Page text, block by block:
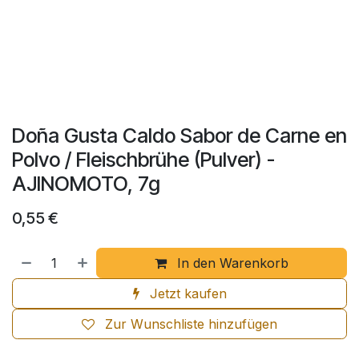
Doña Gusta Caldo Sabor de Carne en
Polvo / Fleischbrühe (Pulver) -
AJINOMOTO, 7g
0,55 €
In den Warenkorb
Jetzt kaufen
Zur Wunschliste hinzufügen